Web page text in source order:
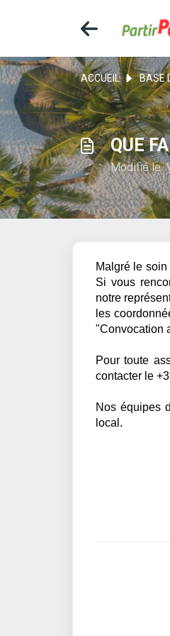
ACCUEIL BASE
QUE
Modifié le
Malgré le
Si vous
notre
les
"Convocation
Pour toute
contacter le
Nos équipes
local.